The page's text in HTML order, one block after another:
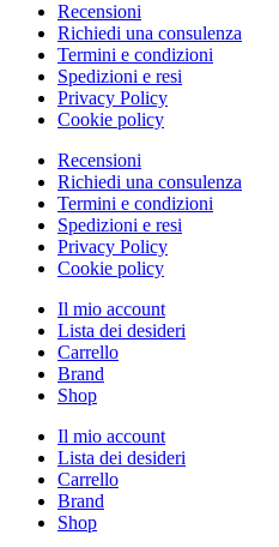
Recensioni
Richiedi una consulenza
Termini e condizioni
Spedizioni e resi
Privacy Policy
Cookie policy
Recensioni
Richiedi una consulenza
Termini e condizioni
Spedizioni e resi
Privacy Policy
Cookie policy
Il mio account
Lista dei desideri
Carrello
Brand
Shop
Il mio account
Lista dei desideri
Carrello
Brand
Shop